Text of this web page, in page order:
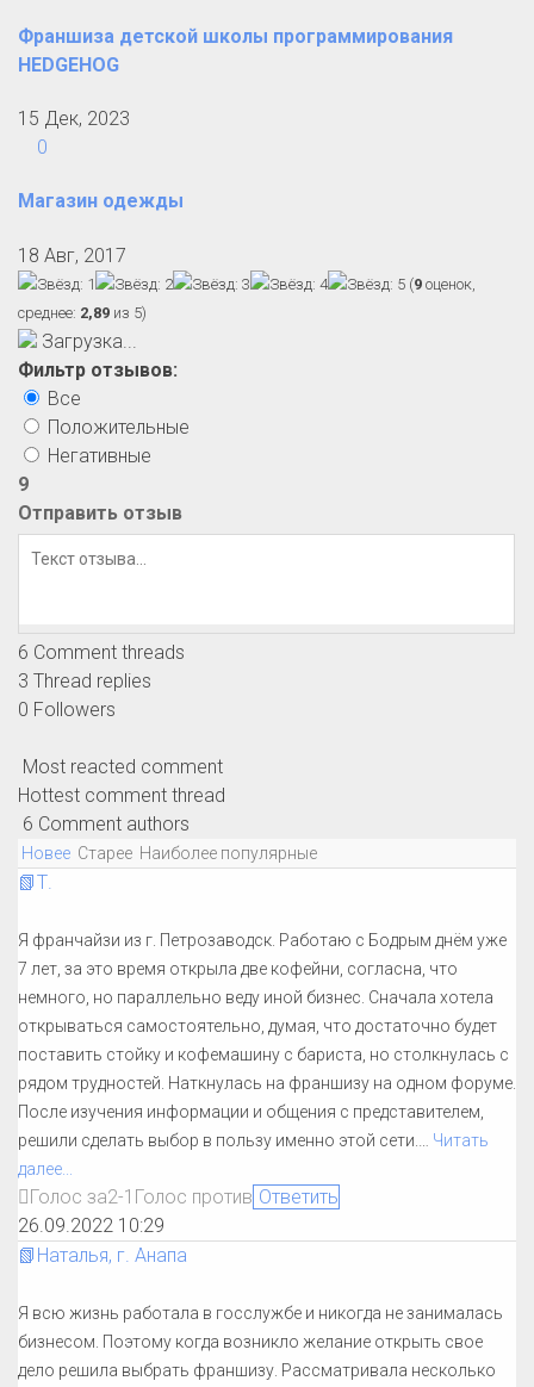
Франшиза детской школы программирования
HEDGEHOG
15 Дек, 2023
0
Магазин одежды
18 Авг, 2017
(9 оценок,
среднее: 2,89 из 5)
Загрузка...
Фильтр отзывов:
Все
Положительные
Негативные
9
Отправить отзыв
6 Comment threads
3 Thread replies
0 Followers
Most reacted comment
Hottest comment thread
6 Comment authors
Новее Старее Наиболее популярные
📗Т.
Я франчайзи из г. Петрозаводск. Работаю с Бодрым днём уже
7 лет, за это время открыла две кофейни, согласна, что
немного, но параллельно веду иной бизнес. Сначала хотела
открываться самостоятельно, думая, что достаточно будет
поставить стойку и кофемашину с бариста, но столкнулась с
рядом трудностей. Наткнулась на франшизу на одном форуме.
После изучения информации и общения с представителем,
решили сделать выбор в пользу именно этой сети.
Читать
далее...
Голос за2-1 Голос против Ответить
26.09.2022 10:29
📗Наталья, г. Анапа
Я всю жизнь работала в госслужбе и никогда не занималась
бизнесом. Поэтому когда возникло желание открыть свое
дело решила выбрать франшизу. Рассматривала несколько